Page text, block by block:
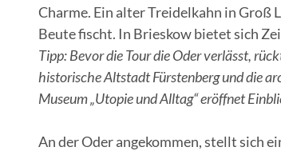
Charme. Ein alter Treidelkahn in Groß
Beute fischt. In Brieskow bietet sich
Tipp: Bevor die Tour die Oder verlässt,
historische Altstadt Fürstenberg und die
Museum „Utopie und Alltag“ eröffnet
An der Oder angekommen, stellt sich